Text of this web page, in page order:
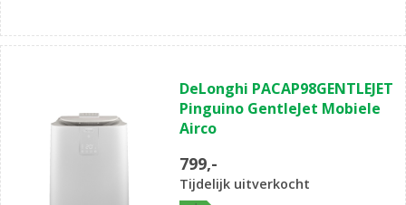
van
de
5
1
beoordeling
DeLonghi PACAP98GENTLEJET
Pinguino GentleJet Mobiele
Airco
799,-
Tijdelijk uitverkocht